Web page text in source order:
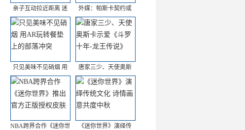
亲子互动拉近距离 迷 外媒：帕斯卡契约或
只见美味不见硝烟 用 唐家三少、天使奥斯
NBA跨界合作《迷你世 《迷你世界》演绎传